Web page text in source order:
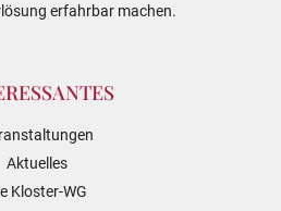
erfahrbar machen.
Aktuelles
Kloster-WG